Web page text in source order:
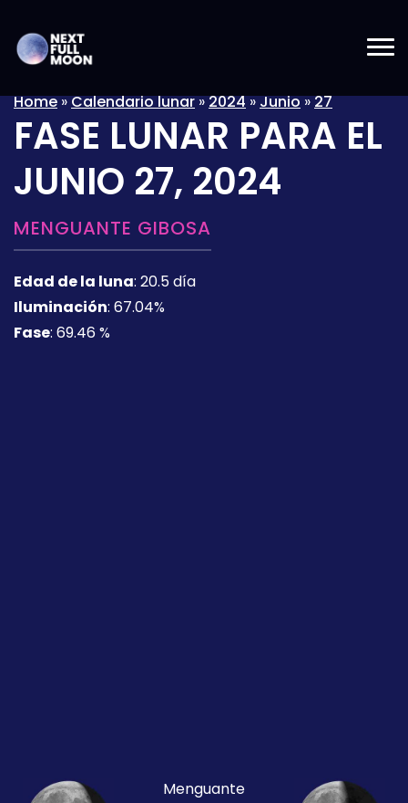
Home»Calendario lunar»2024»Junio»27
FASE LUNAR PARA EL
JUNIO 27, 2024
MENGUANTE GIBOSA
Edad de la luna: 20.5 día
Iluminación: 67.04%
Fase: 69.46 %
Menguante